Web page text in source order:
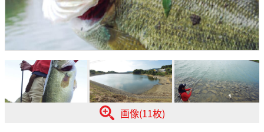
画像(11枚)